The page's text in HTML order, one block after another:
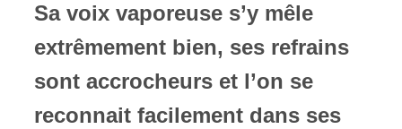
Sa voix vaporeuse s’y mêle
extrêmement bien, ses refrains
sont accrocheurs et l’on se
reconnait facilement dans ses